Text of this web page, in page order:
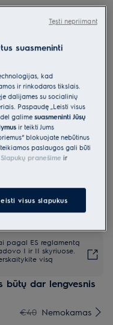
Gaminio informacijos lapas
minkštais „SoftGrips“ ir
jūsų stiklo indus
leidžia paprasčiau sudėti
pagal ES reglamentą
I ir II skyriuose.
visą
būtų dar lengvesnis
€40 Nemokamas
suasmeninti
kad
ir rinkodaros tikslais.
dalijamės su socialinių
Paspaudę „Leisti visus
galimesuasmeninti Jūsų
ir teikti Jums
blokuojate nebūtinus
paslaugos gali būti
Slapukų pranešime ir
visus slapukus
Tęsti nepriimant